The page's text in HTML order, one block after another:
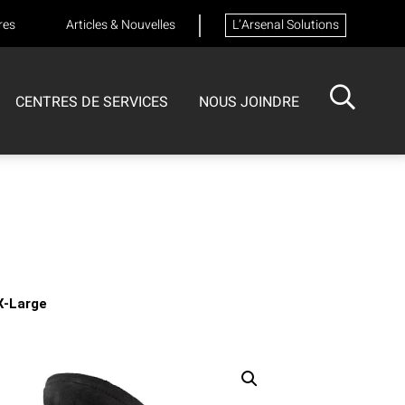
Articles & Nouvelles L’Arsenal Solutions
CENTRES DE SERVICES NOUS JOINDRE
Large